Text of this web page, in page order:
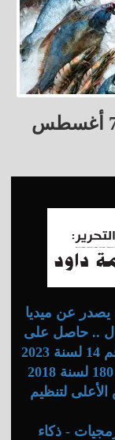
عن ميديا
.. حاصل على
ترخيص المجلس الأعلى لتنظيم الإعلام رقم 14 لسنة 2023
ويعمل وفقا لقراراته وطبقا للقانون رقم 180 لسنة 2018
لتنظيم
- ذكاء